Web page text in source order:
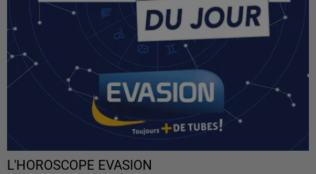
L'HOROSCOPE EVASION